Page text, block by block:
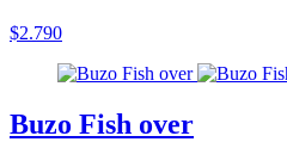
$2.790
Buzo Fish over